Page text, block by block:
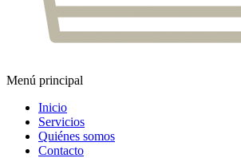
Menú principal
Inicio
Servicios
Quiénes somos
Contacto